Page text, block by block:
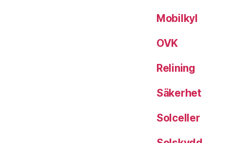
Mobilkyl
OVK
Relining
Säkerhet
Solceller